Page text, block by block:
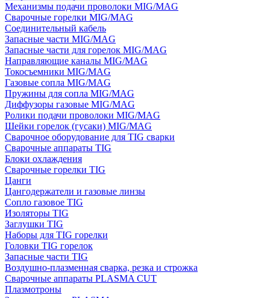
Механизмы подачи проволоки MIG/MAG
Сварочные горелки MIG/MAG
Соединительный кабель
Запасные части MIG/MAG
Запасные части для горелок MIG/MAG
Направляющие каналы MIG/MAG
Токосъемники MIG/MAG
Газовые сопла MIG/MAG
Пружины для сопла MIG/MAG
Диффузоры газовые MIG/MAG
Ролики подачи проволоки MIG/MAG
Шейки горелок (гусаки) MIG/MAG
Сварочное оборудование для TIG сварки
Сварочные аппараты TIG
Блоки охлаждения
Сварочные горелки TIG
Цанги
Цангодержатели и газовые линзы
Сопло газовое TIG
Изоляторы TIG
Заглушки TIG
Наборы для TIG горелки
Головки TIG горелок
Запасные части TIG
Воздушно-плазменная сварка, резка и строжка
Сварочные аппараты PLASMA CUT
Плазмотроны